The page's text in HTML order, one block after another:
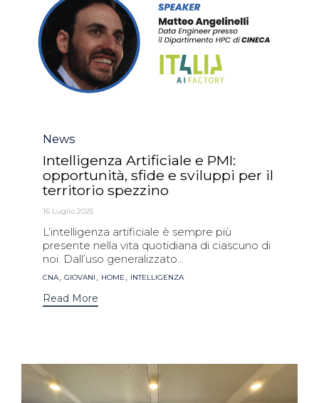
Category
News
Intelligenza Artificiale e PMI:
opportunità, sfide e sviluppi per il
territorio spezzino
16 Luglio 2025
L’intelligenza artificiale è sempre più
presente nella vita quotidiana di ciascuno di
noi. Dall’uso generalizzato...
Tags
CNA, GIOVANI , HOME , INTELLIGENZA
Read More